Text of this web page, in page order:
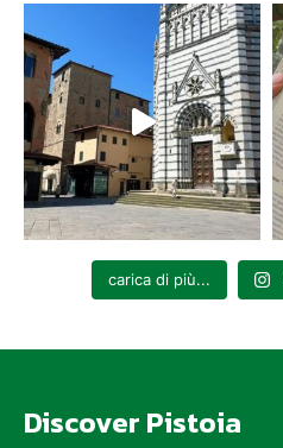
carica di più...
Discover Pistoia